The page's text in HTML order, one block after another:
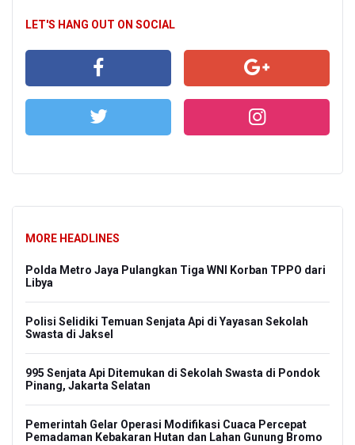
LET'S HANG OUT ON SOCIAL
MORE HEADLINES
Polda Metro Jaya Pulangkan Tiga WNI Korban TPPO dari
Libya
Polisi Selidiki Temuan Senjata Api di Yayasan Sekolah
Swasta di Jaksel
995 Senjata Api Ditemukan di Sekolah Swasta di Pondok
Pinang, Jakarta Selatan
Pemerintah Gelar Operasi Modifikasi Cuaca Percepat
Pemadaman Kebakaran Hutan dan Lahan Gunung Bromo